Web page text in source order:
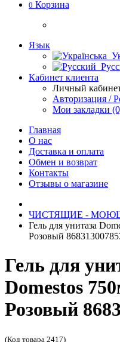
0 Корзина
Язык
Кабинет клиента
Личный
Авторизация /
Мои закладки
Главная
О нас
Доставка и оплата
Обмен и возврат
Контакты
Отзывы о магазине
ЧИСТЯЩИЕ -
Гель для унитаза
Розовый
Гель для
Domestos
Розовый
(Код товара 2417)